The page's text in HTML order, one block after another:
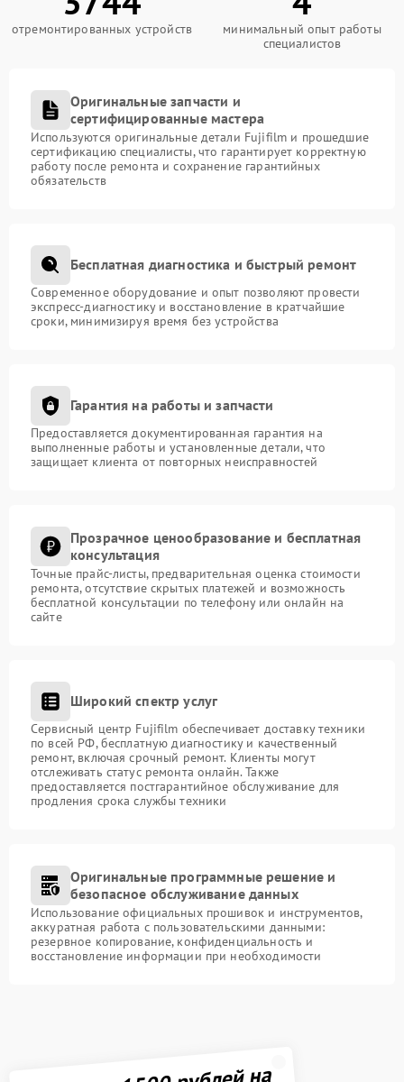
отремонтированных устройств
минимальный опыт работы
специалистов
Оригинальные запчасти и
сертифицированные мастера
Используются оригинальные детали Fujifilm и прошедшие
сертификацию специалисты, что гарантирует корректную
работу после ремонта и сохранение гарантийных
обязательств
Бесплатная диагностика и быстрый ремонт
Современное оборудование и опыт позволяют провести
экспресс-диагностику и восстановление в кратчайшие
сроки, минимизируя время без устройства
Гарантия на работы и запчасти
Предоставляется документированная гарантия на
выполненные работы и установленные детали, что
защищает клиента от повторных неисправностей
Прозрачное ценообразование и бесплатная
консультация
Точные прайс-листы, предварительная оценка стоимости
ремонта, отсутствие скрытых платежей и возможность
бесплатной консультации по телефону или онлайн на
сайте
Широкий спектр услуг
Сервисный центр Fujifilm обеспечивает доставку техники
по всей РФ, бесплатную диагностику и качественный
ремонт, включая срочный ремонт. Клиенты могут
отслеживать статус ремонта онлайн. Также
предоставляется постгарантийное обслуживание для
продления срока службы техники
Оригинальные программные решение и
безопасное обслуживание данных
Использование официальных прошивок и инструментов,
аккуратная работа с пользовательскими данными:
резервное копирование, конфиденциальность и
восстановление информации при необходимости